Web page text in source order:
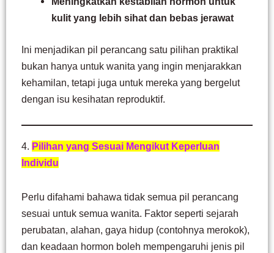
kulit yang lebih sihat dan bebas jerawat
Ini menjadikan pil perancang satu pilihan praktikal
bukan hanya untuk wanita yang ingin menjarakkan
kehamilan, tetapi juga untuk mereka yang bergelut
dengan isu kesihatan reproduktif.
4. Pilihan yang Sesuai Mengikut Keperluan
Individu
Perlu difahami bahawa tidak semua pil perancang
sesuai untuk semua wanita. Faktor seperti sejarah
perubatan, alahan, gaya hidup (contohnya merokok),
dan keadaan hormon boleh mempengaruhi jenis pil